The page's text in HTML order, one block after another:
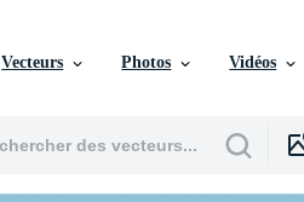
Vecteurs Photos Vidéos